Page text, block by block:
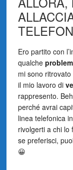
Ero partito con
qualche
mi sono
il mio lavoro di
rappresento.
perché avrai
linea telefonica
rivolgerti a chi lo
se preferisci,
😀